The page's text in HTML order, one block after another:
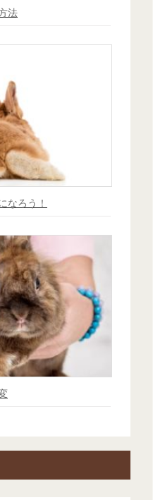
法
なろう！